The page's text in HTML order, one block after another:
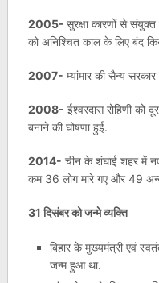
2005- सुरक्षा कारणों से
को अनिश्चित काल के लिए बंद
2007- म्यांमार की सैन्य
2008- ईश्वरदास रोहिणी को
बनाने की घोषणा हुई.
2014- चीन के शंघाई शहर में
कम 36 लोग मारे गए और 49
31 दिसंबर को जन्मे व्यक्ति
बिहार के मुख्यमंत्री एवं
जन्‍म हुआ था.